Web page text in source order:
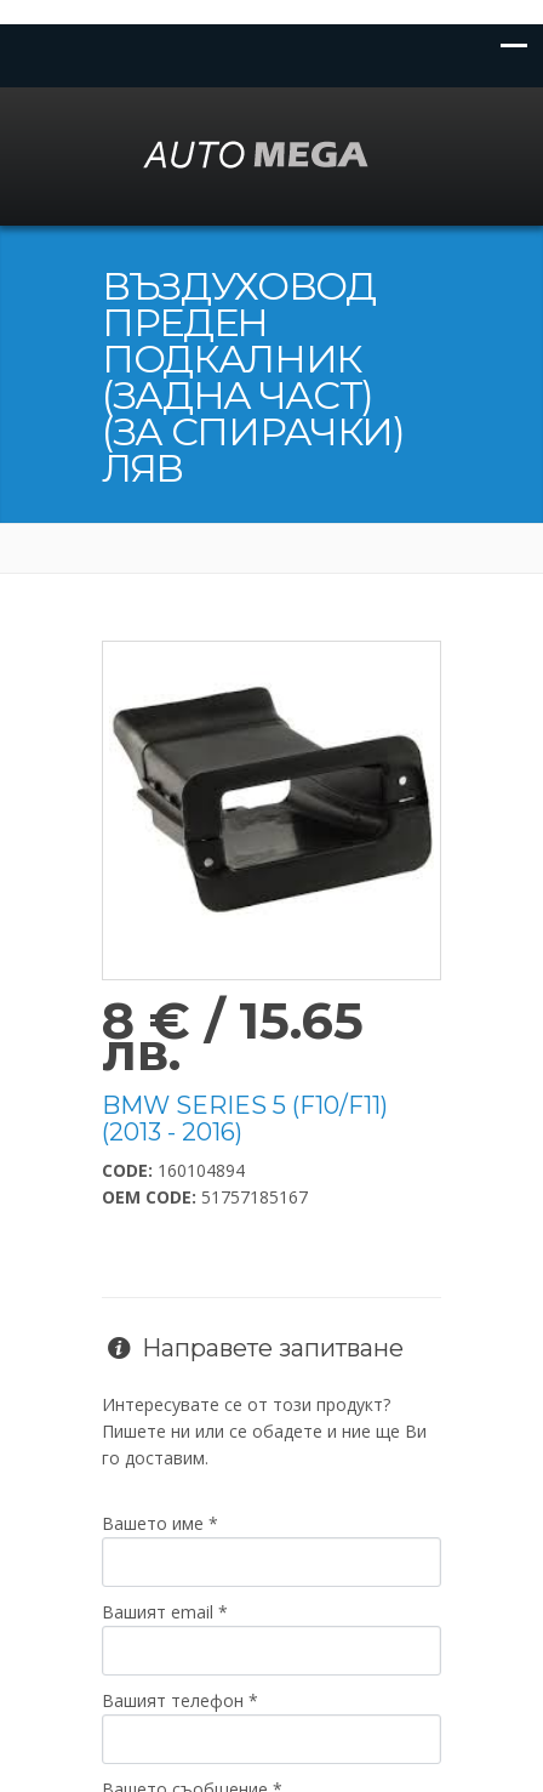
ВЪЗДУХОВОД
ПРЕДЕН
ПОДКАЛНИК
(ЗАДНА ЧАСТ)
(ЗА СПИРАЧКИ)
ЛЯВ
8 € / 15.65
лв.
BMW SERIES 5 (F10/F11)
(2013 - 2016)
CODE: 160104894
OEM CODE: 51757185167
Направете запитване
Интересувате се от този продукт?
Пишете ни или се обадете и ние ще Ви
го доставим.
Вашето име *
Вашият email *
Вашият телефон *